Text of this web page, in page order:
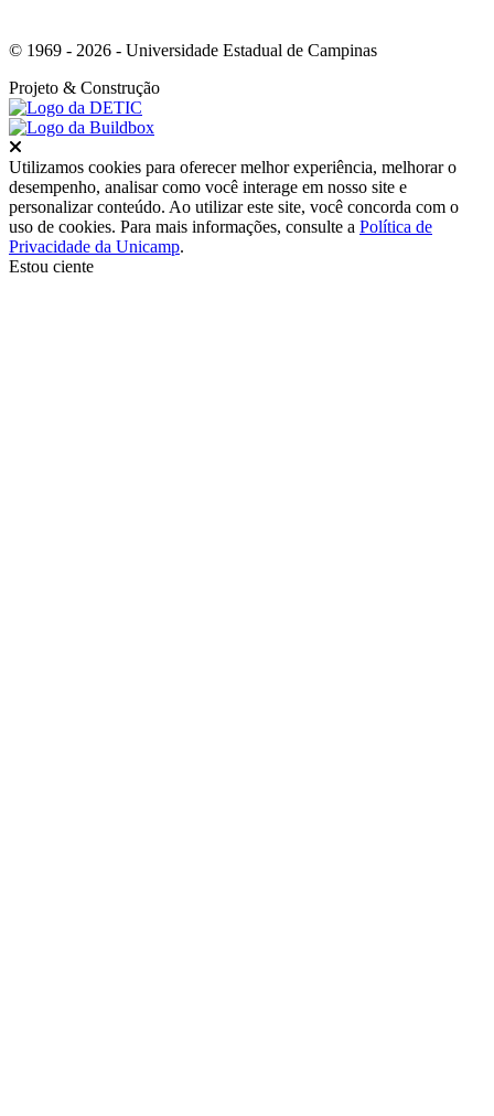
© 1969 - 2026 - Universidade Estadual de Campinas
Projeto & Construção
Utilizamos cookies para oferecer melhor experiência, melhorar o
desempenho, analisar como você interage em nosso site e
personalizar conteúdo. Ao utilizar este site, você concorda com o
uso de cookies. Para mais informações, consulte a Política de
Privacidade da Unicamp.
Estou ciente